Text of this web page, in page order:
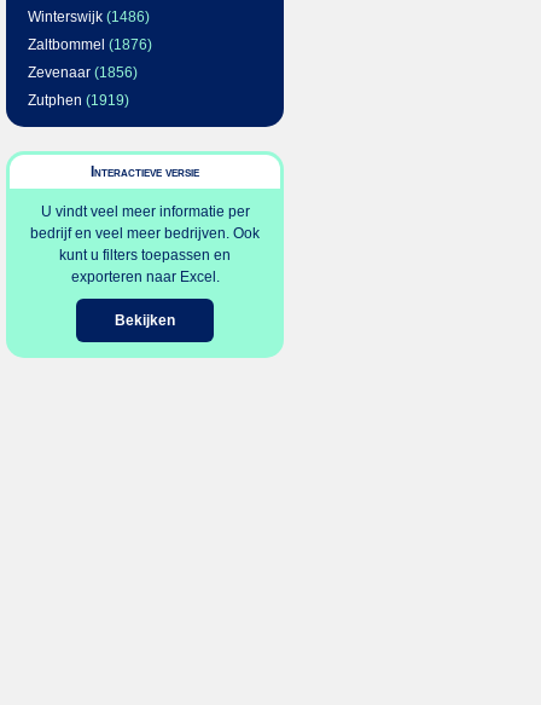
Winterswijk (1486)
Zaltbommel (1876)
Zevenaar (1856)
Zutphen (1919)
Interactieve versie
U vindt veel meer informatie per
bedrijf en veel meer bedrijven. Ook
kunt u filters toepassen en
exporteren naar Excel.
Bekijken